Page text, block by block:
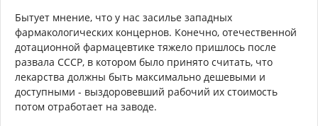
Бытует мнение, что у нас засилье западных
фармакологических концернов. Конечно, отечественной
дотационной фармацевтике тяжело пришлось после
развала СССР, в котором было принято считать, что
лекарства должны быть максимально дешевыми и
доступными - выздоровевший рабочий их стоимость
потом отработает на заводе.